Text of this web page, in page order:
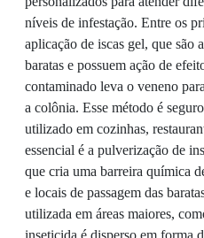
níveis de infestação. Entre os
aplicação de iscas gel, que são
baratas e possuem ação de
contaminado leva o veneno
a colônia. Esse método é
utilizado em cozinhas,
essencial é a pulverização de
que cria uma barreira química
e locais de passagem das
utilizada em áreas maiores,
inseticida é disperso em forma